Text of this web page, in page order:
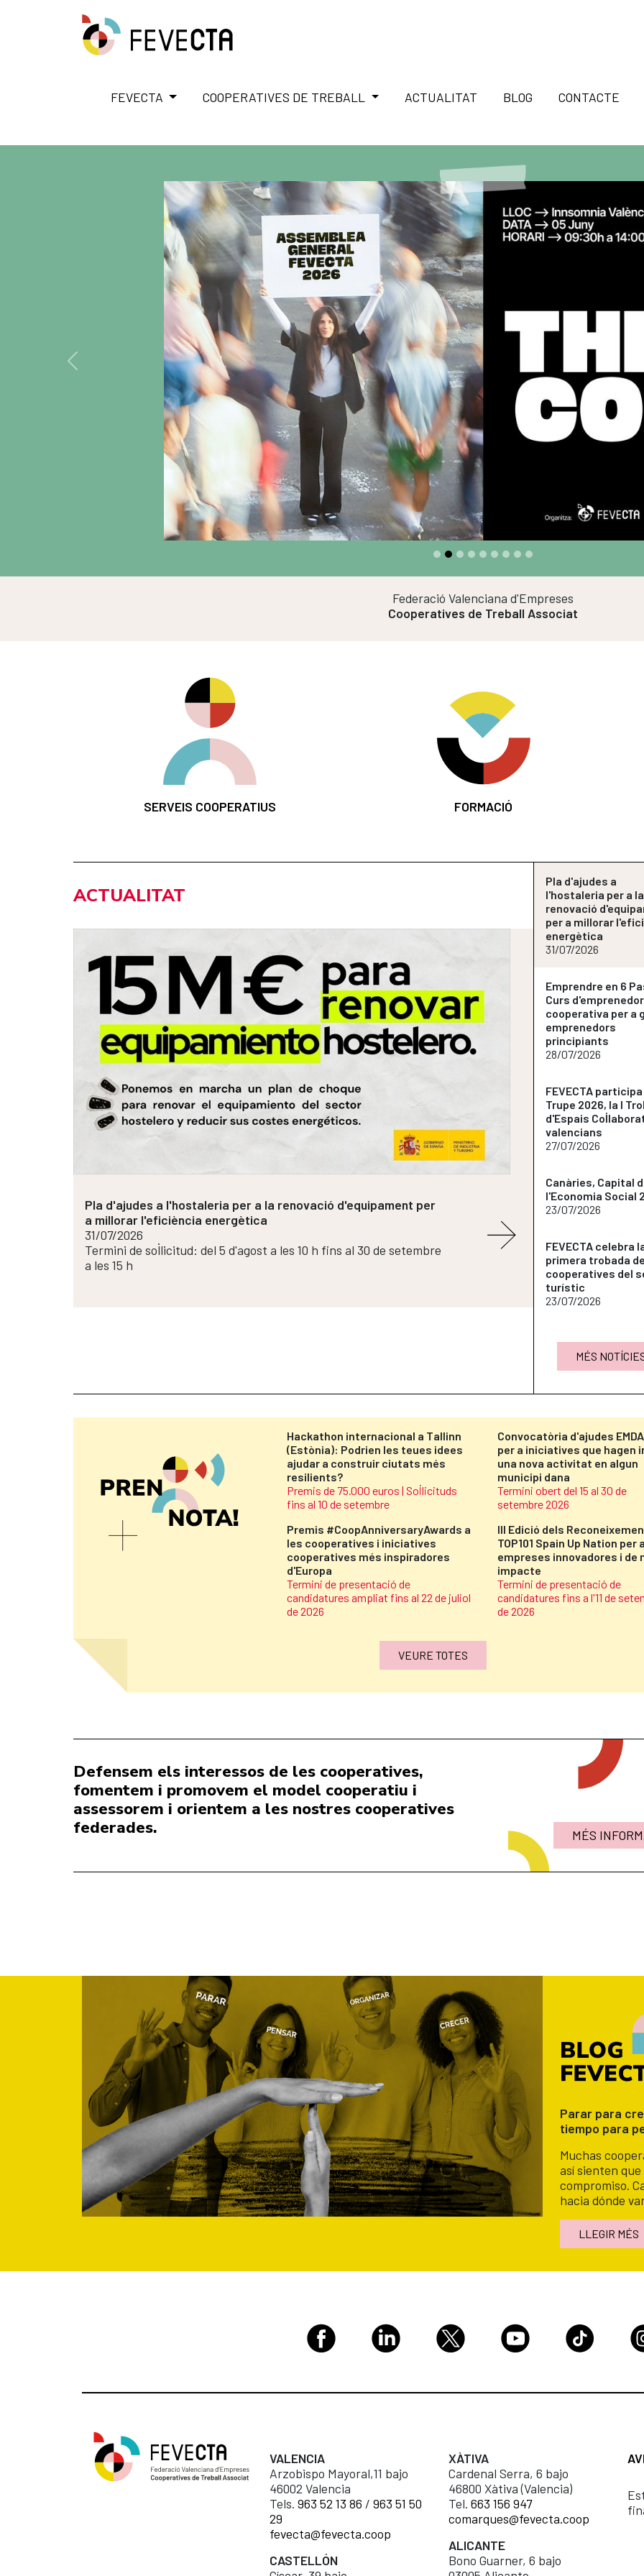
FEVECTA COOPERATIVES DE TREBALL ACTUALITAT BLOG CONTACTE
Previous
Federació Valenciana d'Empreses
Cooperatives de Treball Associat
SERVEIS COOPERATIUS FORMACIÓ
ACTUALITAT
Emprendre en 6 Passos: Curs d'emprenedoria cooperativa per
a grups emprenedors principiants
28/07/2026
Inscripció oberta i gratuïta
Pla d'ajudes a
l'hostaleria per a la
renovació
per a millorar
energètica
31/07/2026
Emprendre en 6
Curs
cooperativa per a
emprenedors
principiants
28/07/2026
FEVECTA
Trupe 2026, la I
d'Espais
valencians
27/07/2026
Canàries, Capital
l'Economia Social
23/07/2026
FEVECTA celebra
primera trobada
cooperatives del
turístic
23/07/2026
MÉS
Hackathon internacional a Tallinn
(Estònia): Podrien les teues idees
ajudar a construir ciutats més
resilients?
Premis de 75.000 euros | Sol·licituds
fins al 10 de setembre
Premis #CoopAnniversaryAwards a
les cooperatives i iniciatives
cooperatives més inspiradores
d'Europa
Termini de presentació de
candidatures ampliat fins al 22 de juliol
de 2026
Convocatòria d'ajudes
per a iniciatives que hagen
una nova activitat en algun
municipi dana
Termini obert del 15 al 30 de
setembre 2026
III Edició dels
TOP101 Spain Up Nation per
empreses innovadores i de
impacte
Termini de presentació de
candidatures fins a l'11 de
de 2026
VEURE TOTES
Defensem els interessos de les cooperatives,
fomentem i promovem el model cooperatiu i
assessorem i orientem a les nostres cooperatives
federades.
MÉS
Parar para
tiempo para
Muchas
así sienten
compromiso.
hacia dónde
LLEGIR MÉS
VALENCIA
Arzobispo Mayoral,11 bajo
46002 Valencia
Tels. 963 52 13 86 / 963 51 50
29
fevecta@fevecta.coop
CASTELLÓN
XÀTIVA
Cardenal Serra, 6 bajo
46800 Xàtiva (Valencia)
Tel. 663 156 947
comarques@fevecta.coop
ALICANTE
Bono Guarner, 6 bajo